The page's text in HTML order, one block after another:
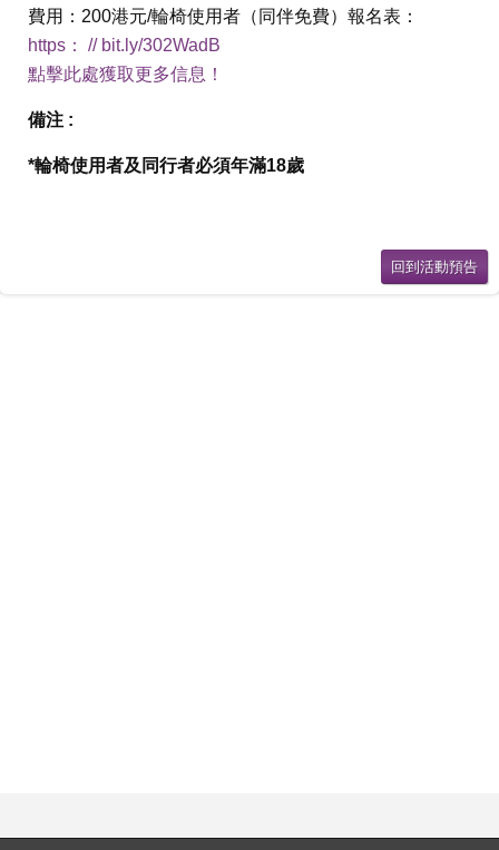
費用：200港元/輪椅使用者（同伴免費）報名表：
https： // bit.ly/302WadB
點擊此處獲取更多信息！
備注 :
*輪椅使用者及同行者必須年滿18歲